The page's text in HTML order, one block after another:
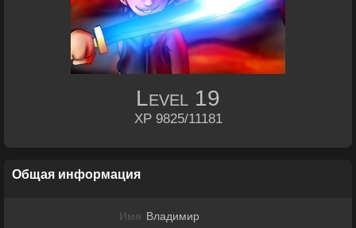
Level 19
XP 9825/11181
Общая информация
Имя Владимир